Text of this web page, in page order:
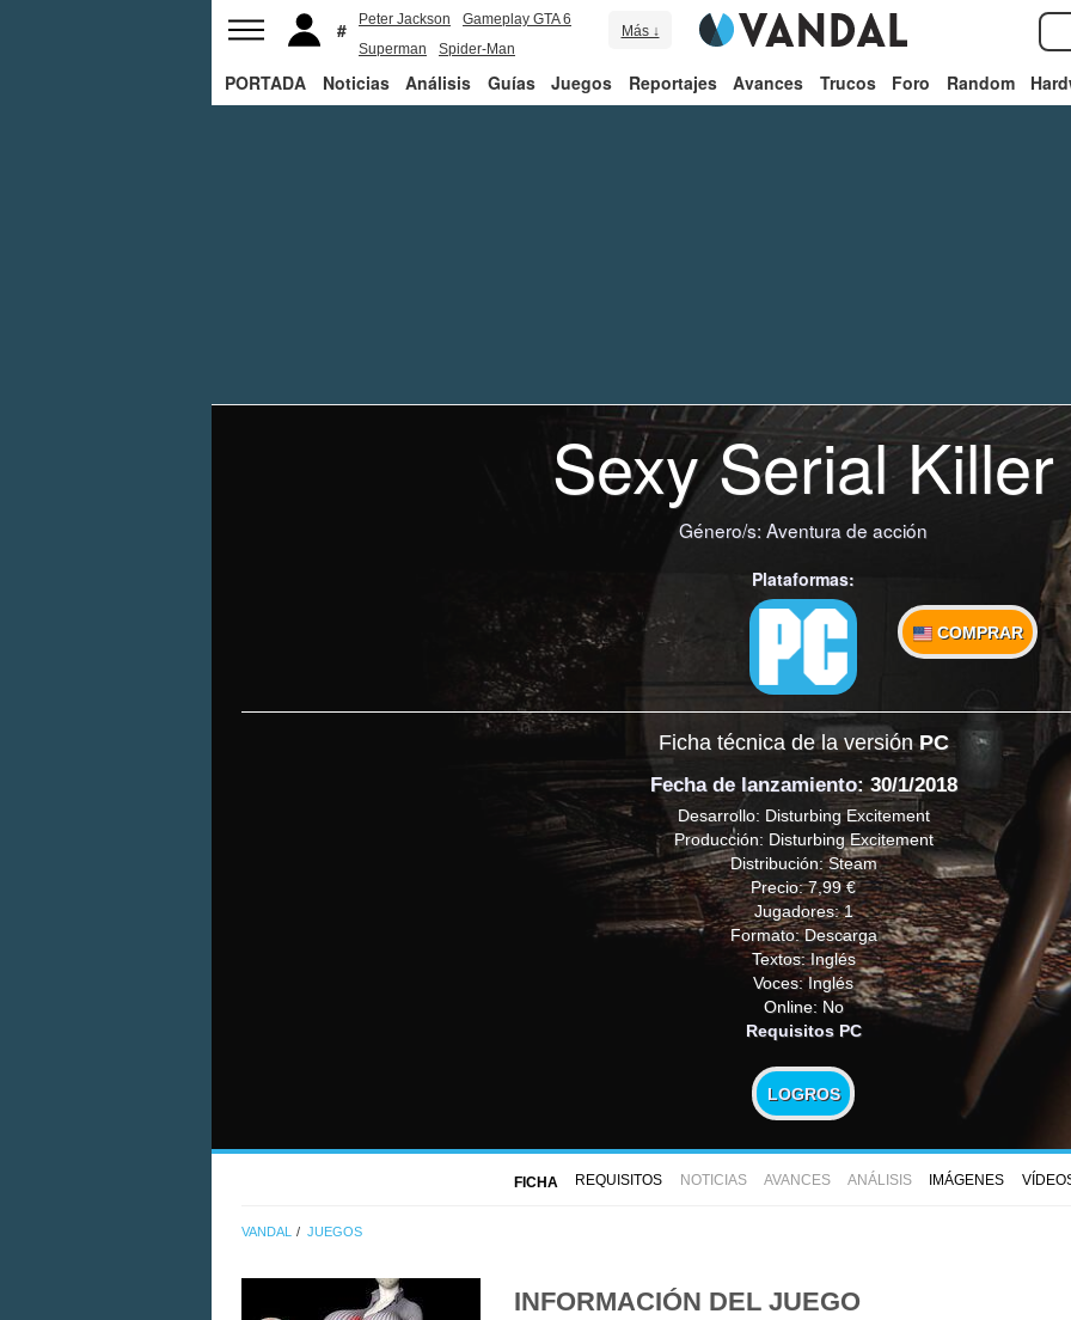
Peter Jackson
Gameplay GTA 6
Superman
Spider-Man
Más ↓
PORTADA Noticias Análisis Guías Juegos Reportajes Avances Trucos Foro Random
Sexy Serial Killer
Género/s: Aventura de acción
Plataformas:
COMPRAR
Ficha técnica de la versiónPC
Fecha de lanzamiento: 30/1/2018
Desarrollo: Disturbing Excitement
Producción: Disturbing Excitement
Distribución: Steam
Precio: 7,99 €
Jugadores: 1
Formato: Descarga
Textos: Inglés
Voces: Inglés
Online: No
Requisitos PC
LOGROS
FICHA REQUISITOS NOTICIAS AVANCES ANÁLISIS IMÁGENES
VANDAL JUEGOS
INFORMACIÓN DEL JUEGO